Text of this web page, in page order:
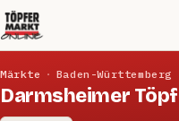
Märkte · Baden-Württemberg
Darmsheimer